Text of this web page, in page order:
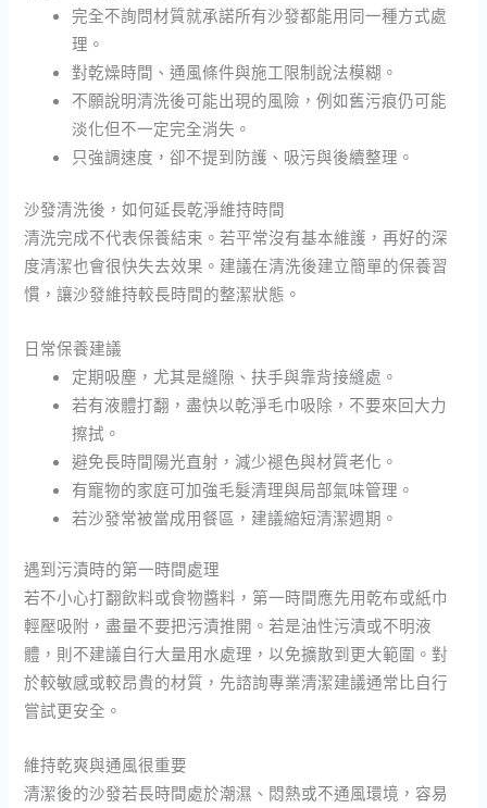
完全不詢問材質就承諾所有沙發都能用同一種方式處
理。
對乾燥時間、通風條件與施工限制說法模糊。
不願說明清洗後可能出現的風險，例如舊污痕仍可能
淡化但不一定完全消失。
只強調速度，卻不提到防護、吸污與後續整理。
沙發清洗後，如何延長乾淨維持時間
清洗完成不代表保養結束。若平常沒有基本維護，再好的深
度清潔也會很快失去效果。建議在清洗後建立簡單的保養習
慣，讓沙發維持較長時間的整潔狀態。
日常保養建議
定期吸塵，尤其是縫隙、扶手與靠背接縫處。
若有液體打翻，盡快以乾淨毛巾吸除，不要來回大力
擦拭。
避免長時間陽光直射，減少褪色與材質老化。
有寵物的家庭可加強毛髮清理與局部氣味管理。
若沙發常被當成用餐區，建議縮短清潔週期。
遇到污漬時的第一時間處理
若不小心打翻飲料或食物醬料，第一時間應先用乾布或紙巾
輕壓吸附，盡量不要把污漬推開。若是油性污漬或不明液
體，則不建議自行大量用水處理，以免擴散到更大範圍。對
於較敏感或較昂貴的材質，先諮詢專業清潔建議通常比自行
嘗試更安全。
維持乾爽與通風很重要
清潔後的沙發若長時間處於潮濕、悶熱或不通風環境，容易